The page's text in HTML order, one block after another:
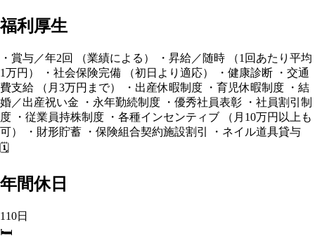
福利厚生
・賞与／年2回 （業績による） ・昇給／随時 （1回あたり平均
1万円） ・社会保険完備 （初日より適応） ・健康診断 ・交通
費支給 （月3万円まで） ・出産休暇制度 ・育児休暇制度 ・結
婚／出産祝い金 ・永年勤続制度 ・優秀社員表彰 ・社員割引制
度 ・従業員持株制度 ・各種インセンティブ （月10万円以上も
可） ・財形貯蓄 ・保険組合契約施設割引 ・ネイル道具貸与
🗓️
年間休日
110日
🛏️